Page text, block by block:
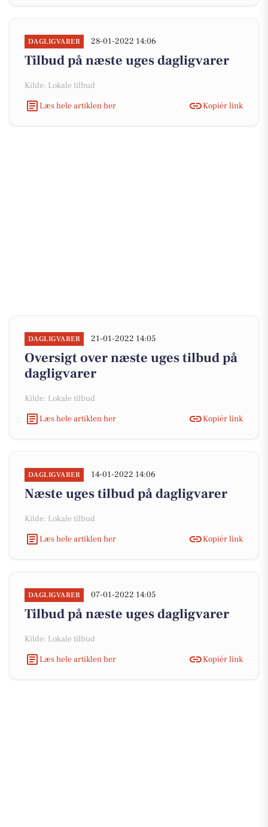
DAGLIGVARER 28-01-2022 14:06
Tilbud på næste uges dagligvarer
Kilde: Lokale tilbud
Læs hele artiklen her
Kopiér link
DAGLIGVARER 21-01-2022 14:05
Oversigt over næste uges tilbud på
dagligvarer
Kilde: Lokale tilbud
Læs hele artiklen her
Kopiér link
DAGLIGVARER 14-01-2022 14:06
Næste uges tilbud på dagligvarer
Kilde: Lokale tilbud
Læs hele artiklen her
Kopiér link
DAGLIGVARER 07-01-2022 14:05
Tilbud på næste uges dagligvarer
Kilde: Lokale tilbud
Læs hele artiklen her
Kopiér link